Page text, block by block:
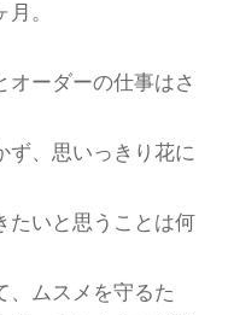
。
オーダーの仕事はさ
ず、思いっきり花に
たいと思うことは何
、ムスメを守るた